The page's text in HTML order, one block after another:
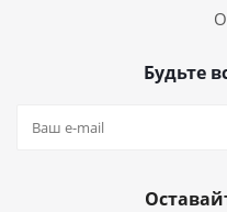
Будьте